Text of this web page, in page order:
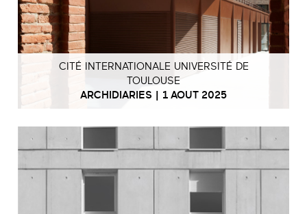
CITÉ INTERNATIONALE UNIVERSITÉ DE
TOULOUSE
ARCHIDIARIES | 1 AOUT 2025